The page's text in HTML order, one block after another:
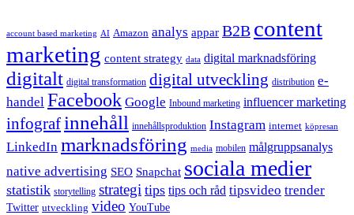
account based marketing AI Amazon analys appar B2B content
marketing content strategy data digital marknadsföring
digitalt digital transformation digital utveckling distribution e-
handel Facebook Google Inbound marketing influencer marketing
infograf innehåll innehållsproduktion Instagram internet köpresan
LinkedIn marknadsföring media mobilen målgruppsanalys
native advertising SEO Snapchat sociala medier
statistik storytelling strategi tips tips och råd tipsvideo trender
Twitter utveckling video YouTube